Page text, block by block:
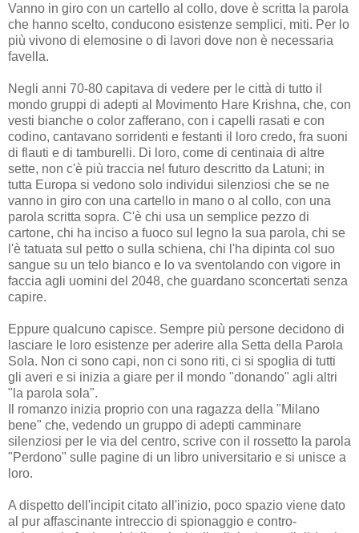
Vanno in giro con un cartello al collo, dove è scritta la parola
che hanno scelto, conducono esistenze semplici, miti. Per lo
più vivono di elemosine o di lavori dove non è necessaria
favella.
Negli anni 70-80 capitava di vedere per le città di tutto il
mondo gruppi di adepti al Movimento Hare Krishna, che, con
vesti bianche o color zafferano, con i capelli rasati e con
codino, cantavano sorridenti e festanti il loro credo, fra suoni
di flauti e di tamburelli. Di loro, come di centinaia di altre
sette, non c'è più traccia nel futuro descritto da Latuni; in
tutta Europa si vedono solo individui silenziosi che se ne
vanno in giro con una cartello in mano o al collo, con una
parola scritta sopra. C'è chi usa un semplice pezzo di
cartone, chi ha inciso a fuoco sul legno la sua parola, chi se
l'è tatuata sul petto o sulla schiena, chi l'ha dipinta col suo
sangue su un telo bianco e lo va sventolando con vigore in
faccia agli uomini del 2048, che guardano sconcertati senza
capire.
Eppure qualcuno capisce. Sempre più persone decidono di
lasciare le loro esistenze per aderire alla Setta della Parola
Sola. Non ci sono capi, non ci sono riti, ci si spoglia di tutti
gli averi e si inizia a giare per il mondo "donando" agli altri
"la parola sola".
Il romanzo inizia proprio con una ragazza della "Milano
bene" che, vedendo un gruppo di adepti camminare
silenziosi per le via del centro, scrive con il rossetto la parola
"Perdono" sulle pagine di un libro universitario e si unisce a
loro.
A dispetto dell'incipit citato all'inizio, poco spazio viene dato
al pur affascinante intreccio di spionaggio e contro-